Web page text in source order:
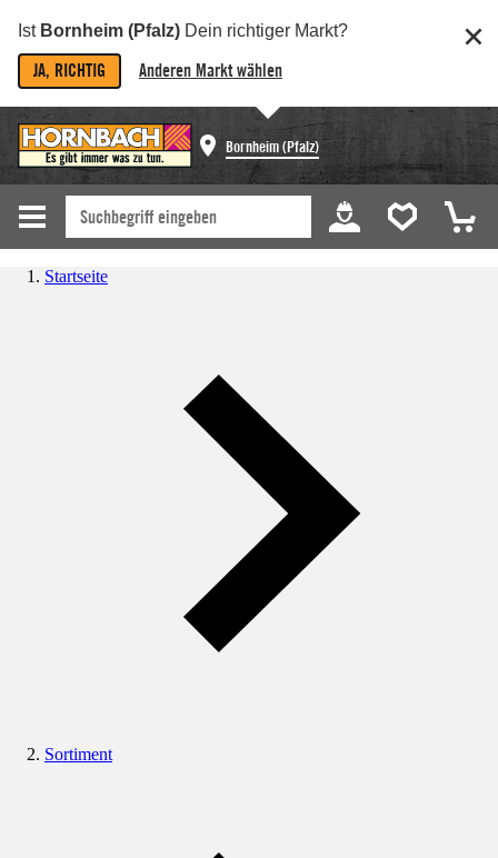
Ist Bornheim (Pfalz) Dein richtiger Markt?
JA, RICHTIG Anderen Markt wählen
Bornheim (Pfalz)
Startseite
Sortiment